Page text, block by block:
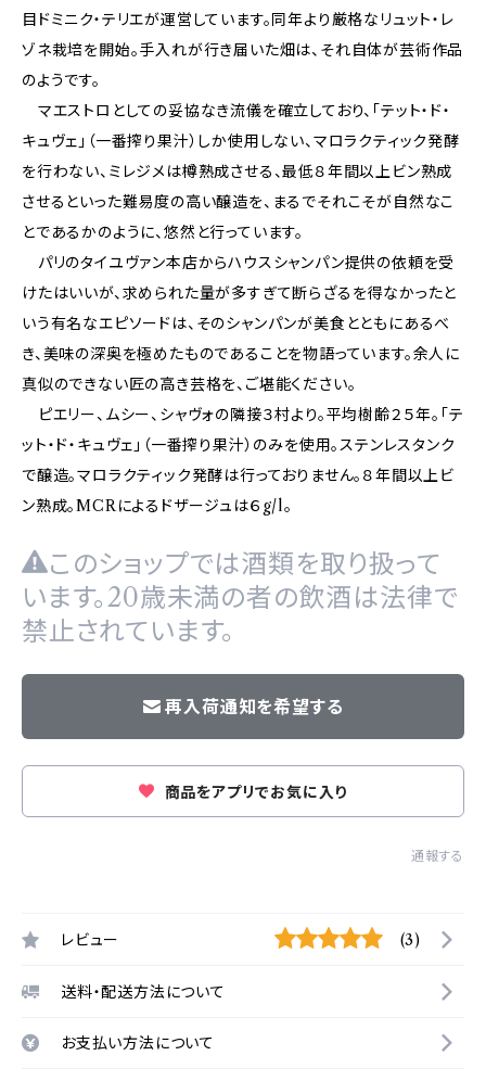
目ドミニク・テリエが運営しています。同年より厳格なリュット・レ
ゾネ栽培を開始。手入れが行き届いた畑は、それ自体が芸術作品
のようです。
マエストロとしての妥協なき流儀を確立しており、「テット・ド・
キュヴェ」（一番搾り果汁）しか使用しない、マロラクティック発酵
を行わない、ミレジメは樽熟成させる、最低８年間以上ビン熟成
させるといった難易度の高い醸造を、まるでそれこそが自然なこ
とであるかのように、悠然と行っています。
パリのタイユヴァン本店からハウスシャンパン提供の依頼を受
けたはいいが、求められた量が多すぎて断らざるを得なかったと
いう有名なエピソードは、そのシャンパンが美食とともにあるべ
き、美味の深奥を極めたものであることを物語っています。余人に
真似のできない匠の高き芸格を、ご堪能ください。
ピエリー、ムシー、シャヴォの隣接３村より。平均樹齢２５年。「テ
ット・ド・キュヴェ」（一番搾り果汁）のみを使用。ステンレスタンク
で醸造。マロラクティック発酵は行っておりません。８年間以上ビ
ン熟成。MCRによるドザージュは６g/l。
このショップでは酒類を取り扱って
います。20歳未満の者の飲酒は法律で
禁止されています。
再入荷通知を希望する
商品をアプリでお気に入り
通報する
レビュー (3)
送料・配送方法について
お支払い方法について